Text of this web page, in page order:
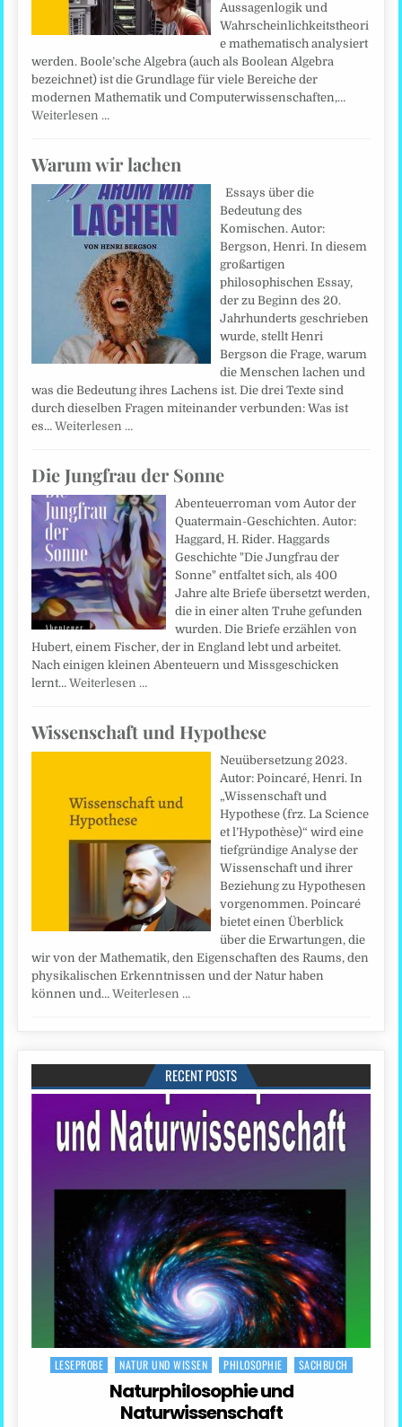
Aussagenlogik und
Wahrscheinlichkeitstheori
e mathematisch analysiert
werden. Boole’sche Algebra (auch als Boolean Algebra
bezeichnet) ist die Grundlage für viele Bereiche der
modernen Mathematik und Computerwissenschaften,…
Weiterlesen …
Warum wir lachen
Essays über die
Bedeutung des
Komischen. Autor:
Bergson, Henri. In diesem
großartigen
philosophischen Essay,
der zu Beginn des 20.
Jahrhunderts geschrieben
wurde, stellt Henri
Bergson die Frage, warum
die Menschen lachen und
was die Bedeutung ihres Lachens ist. Die drei Texte sind
durch dieselben Fragen miteinander verbunden: Was ist
es…Weiterlesen …
Die Jungfrau der Sonne
Abenteuerroman vom Autor der
Quatermain-Geschichten. Autor:
Haggard, H. Rider. Haggards
Geschichte "Die Jungfrau der
Sonne" entfaltet sich, als 400
Jahre alte Briefe übersetzt werden,
die in einer alten Truhe gefunden
wurden. Die Briefe erzählen von
Hubert, einem Fischer, der in England lebt und arbeitet.
Nach einigen kleinen Abenteuern und Missgeschicken
lernt…Weiterlesen …
Wissenschaft und Hypothese
Neuübersetzung 2023.
Autor: Poincaré, Henri. In
„Wissenschaft und
Hypothese (frz. La Science
et l’Hypothèse)“ wird eine
tiefgründige Analyse der
Wissenschaft und ihrer
Beziehung zu Hypothesen
vorgenommen. Poincaré
bietet einen Überblick
über die Erwartungen, die
wir von der Mathematik, den Eigenschaften des Raums, den
physikalischen Erkenntnissen und der Natur haben
können und…Weiterlesen …
RECENT POSTS
Posted
LESEPROBE NATUR UND WISSEN PHILOSOPHIE SACHBUCH
Naturphilosophie und
Naturwissenschaft